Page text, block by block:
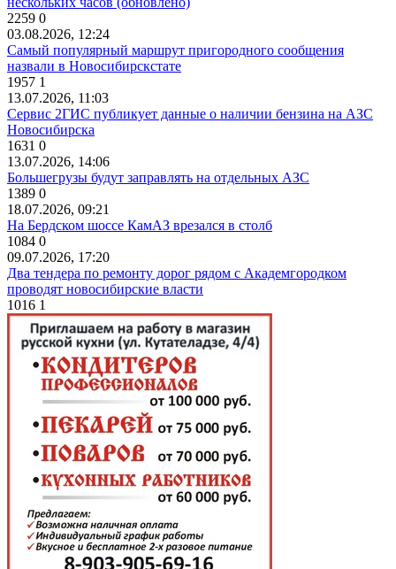
2259 0
03.08.2026, 12:24
Самый популярный маршрут пригородного сообщения
назвали в Новосибирскстате
1957 1
13.07.2026, 11:03
Сервис 2ГИС публикует данные о наличии бензина на АЗС
Новосибирска
1631 0
13.07.2026, 14:06
Большегрузы будут заправлять на отдельных АЗС
1389 0
18.07.2026, 09:21
На Бердском шоссе КамАЗ врезался в столб
1084 0
09.07.2026, 17:20
Два тендера по ремонту дорог рядом с Академгородком
проводят новосибирские власти
1016 1